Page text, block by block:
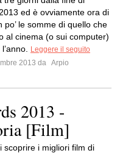
ed è ovviamente ora di
po’ le somme di quello che
al cinema (o sui computer)
Leggere il seguito
2013 da Arpio
2013 -
[Film]
scoprire i migliori film di